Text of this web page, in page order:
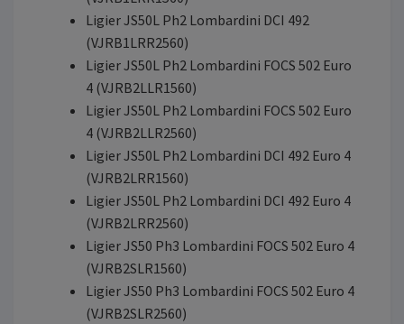
Ligier JS50L Ph2 Lombardini DCI 492
(VJRB1LRR2560)
Ligier JS50L Ph2 Lombardini FOCS 502 Euro
4 (VJRB2LLR1560)
Ligier JS50L Ph2 Lombardini FOCS 502 Euro
4 (VJRB2LLR2560)
Ligier JS50L Ph2 Lombardini DCI 492 Euro 4
(VJRB2LRR1560)
Ligier JS50L Ph2 Lombardini DCI 492 Euro 4
(VJRB2LRR2560)
Ligier JS50 Ph3 Lombardini FOCS 502 Euro 4
(VJRB2SLR1560)
Ligier JS50 Ph3 Lombardini FOCS 502 Euro 4
(VJRB2SLR2560)